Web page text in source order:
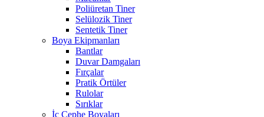
Poliüretan Tiner
Selülozik Tiner
Sentetik Tiner
Boya Ekipmanları
Bantlar
Duvar Damgaları
Fırçalar
Pratik Örtüler
Rulolar
Sırıklar
İç Cephe Boyaları